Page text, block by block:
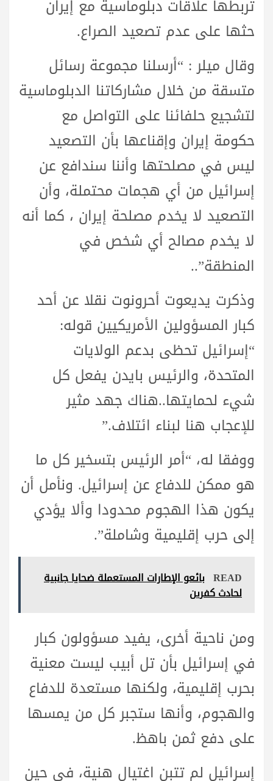
تربطها علاقات دبلوماسية مع إيران
حثها على عدم تصعيد الصراع.
وقال ميلر : “أرسلنا مجموعة رسائل
متسقة من خلال مشاركاتنا الدبلوماسية
لتشجيع حلفائنا على التواصل مع
حكومة إيران وإقناعها بأن التصعيد
ليس في مصلحتها وأننا سندافع عن
إسرائيل من أي هجمات محتملة، وأن
التصعيد لا يخدم مصلحة إيران ، كما أنه
لا يخدم مصالح أي شخص في
المنطقة”..
وذكرت يديعوت أحرونوت نقلا عن أحد
كبار المسؤولين الأمريكيين قوله:
“إسرائيل تحظى بدعم الولايات
المتحدة، والرئيس بايدن يفعل كل
شيء لحمايتها..هناك جهد مثير
للإعجاب هنا لبناء ائتلاف.”
ووفقا له، “أمر الرئيس بتسخير كل ما
هو ممكن للدفاع عن إسرائيل. ونأمل أن
يكون هذا الهجوم محدودا وألا يؤدي
إلى حرب إقليمية وشاملة”.
READ بائعو الإطارات المستعملة ضحايا جانبية
لحادث كفرين
ومن ناحية أخرى، يفيد مسؤولون كبار
في إسرائيل بأن تل أبيب ليست معنية
بحرب إقليمية، ولكنها مستعدة للدفاع
والهجوم، وأنها ستجبر كل من يمسها
على دفع ثمن باهظ.
إسرائيل لم تتبن اغتيال هنية، في حين